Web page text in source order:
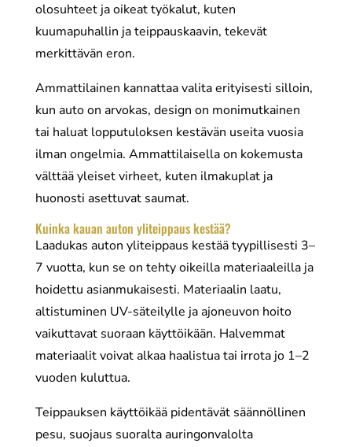
olosuhteet ja oikeat työkalut, kuten
kuumapuhallin ja teippauskaavin, tekevät
merkittävän eron.
Ammattilainen kannattaa valita erityisesti silloin,
kun auto on arvokas, design on monimutkainen
tai haluat lopputuloksen kestävän useita vuosia
ilman ongelmia. Ammattilaisella on kokemusta
välttää yleiset virheet, kuten ilmakuplat ja
huonosti asettuvat saumat.
Kuinka kauan auton yliteippaus kestää?
Laadukas auton yliteippaus kestää tyypillisesti 3–
7 vuotta, kun se on tehty oikeilla materiaaleilla ja
hoidettu asianmukaisesti. Materiaalin laatu,
altistuminen UV-säteilylle ja ajoneuvon hoito
vaikuttavat suoraan käyttöikään. Halvemmat
materiaalit voivat alkaa haalistua tai irrota jo 1–2
vuoden kuluttua.
Teippauksen käyttöikää pidentävät säännöllinen
pesu, suojaus suoralta auringonvalolta